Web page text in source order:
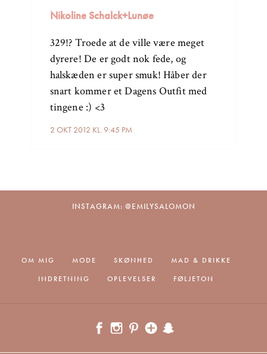
Nikoline Schalck+Lunøe
2 OKT 2012 KL. 9:45 PM
329!? Troede at de ville være meget
dyrere! De er godt nok fede, og
halskæden er super smuk! Håber der
snart kommer et Dagens Outfit med
tingene :) <3
INSTAGRAM: @EMILYSALOMON
OM MIG MODE SKØNHED
MAD & DRIKKE
INDRETNING
OPLEVELSER FØLJETON